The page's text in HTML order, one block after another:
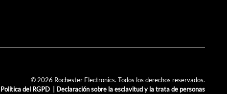
© 2026 Rochester Electronics. Todos los derechos reservados.
Política del RGPD Declaración sobre la esclavitud y la trata de personas